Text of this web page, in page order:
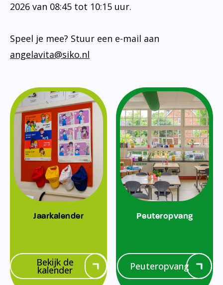
2026 van 08:45 tot 10:15 uur.
Speel je mee? Stuur een e-mail aan
angelavita@siko.nl
Jaarkalender
Bekijk de
kalender
Peuteropvang
Peuteropvang